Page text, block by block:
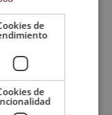
para que, a pesar
sea armonioso
o reciclables
de
de